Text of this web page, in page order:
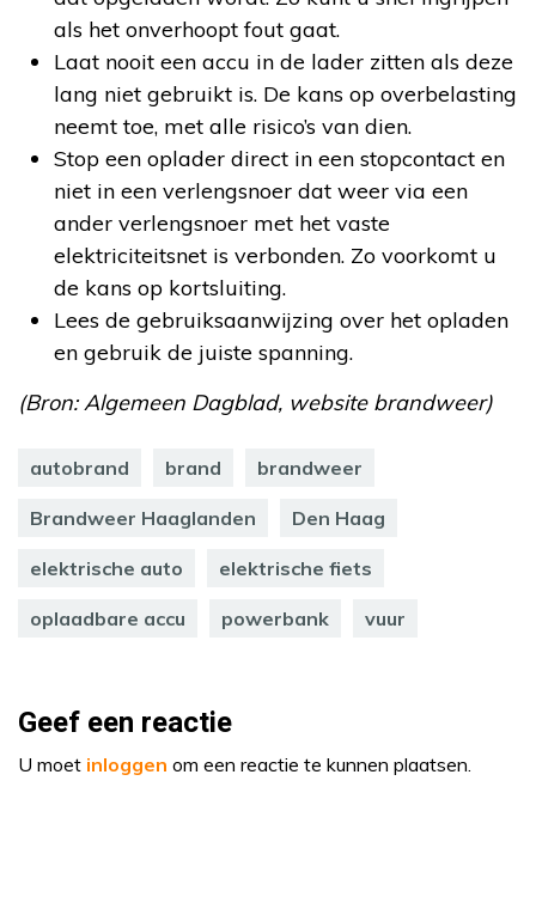
als het onverhoopt fout gaat.
Laat nooit een accu in de lader zitten als deze
lang niet gebruikt is. De kans op overbelasting
neemt toe, met alle risico’s van dien.
Stop een oplader direct in een stopcontact en
niet in een verlengsnoer dat weer via een
ander verlengsnoer met het vaste
elektriciteitsnet is verbonden. Zo voorkomt u
de kans op kortsluiting.
Lees de gebruiksaanwijzing over het opladen
en gebruik de juiste spanning.
(Bron: Algemeen Dagblad, website brandweer)
autobrand brand brandweer
Brandweer Haaglanden Den Haag
elektrische auto elektrische fiets
oplaadbare accu powerbank vuur
Geef een reactie
U moet inloggen om een reactie te kunnen plaatsen.